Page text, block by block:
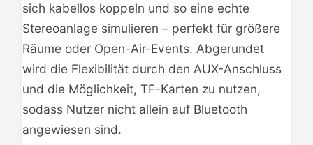
sich kabellos koppeln und so eine echte
Stereoanlage simulieren – perfekt für größere
Räume oder Open-Air-Events. Abgerundet
wird die Flexibilität durch den AUX-Anschluss
und die Möglichkeit, TF-Karten zu nutzen,
sodass Nutzer nicht allein auf Bluetooth
angewiesen sind.